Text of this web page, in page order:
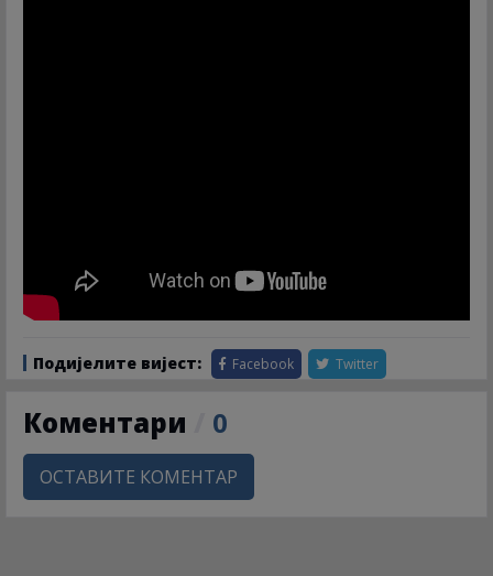
Подијелите вијест: Facebook Twitter
Коментари 0
ОСТАВИТЕ КОМЕНТАР